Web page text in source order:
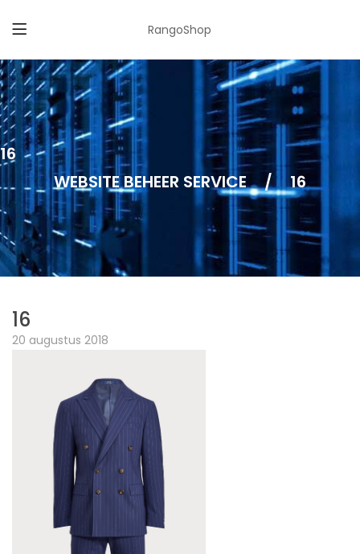
RangoShop
16
WEBSITE BEHEER SERVICE
/ 16
16
20 augustus 2018